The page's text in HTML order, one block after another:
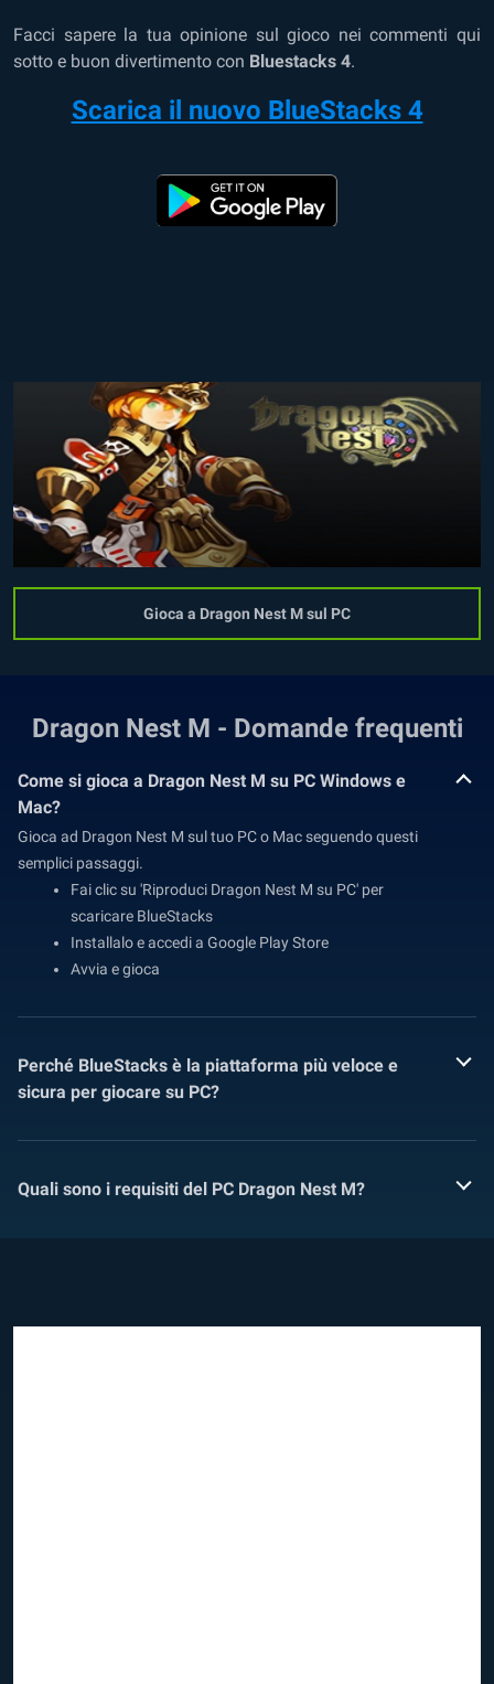
Facci sapere la tua opinione sul gioco nei commenti qui
sotto e buon divertimento con Bluestacks 4.
Scarica il nuovo BlueStacks 4
Gioca a Dragon Nest M sul PC
Dragon Nest M - Domande frequenti
Come si gioca a Dragon Nest M su PC Windows e
Mac?
Gioca ad Dragon Nest M sul tuo PC o Mac seguendo questi
semplici passaggi.
Fai clic su 'Riproduci Dragon Nest M su PC' per
scaricare BlueStacks
Installalo e accedi a Google Play Store
Avvia e gioca
Perché BlueStacks è la piattaforma più veloce e
sicura per giocare su PC?
Quali sono i requisiti del PC Dragon Nest M?